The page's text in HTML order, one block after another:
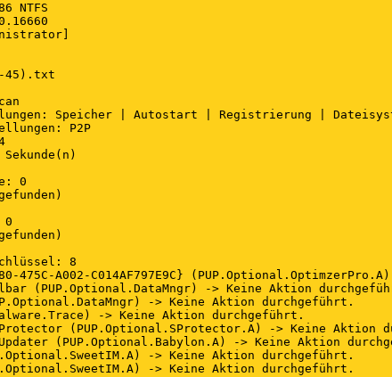
NTFS
45).txt
Speicher | Autostart | Registrierung |
P2P
0
0
8
FC80-475C-A002-C014AF797E9C}
(PUP.Optional.DataMngr) -> Keine Aktion
-> Keine Aktion durchgeführt.
(Malware.Trace) -> Keine Aktion durchgeführt.
(PUP.Optional.SProtector.A) -> Keine Aktion
(PUP.Optional.Babylon.A) -> Keine Aktion
-> Keine Aktion durchgeführt.
-> Keine Aktion durchgeführt.